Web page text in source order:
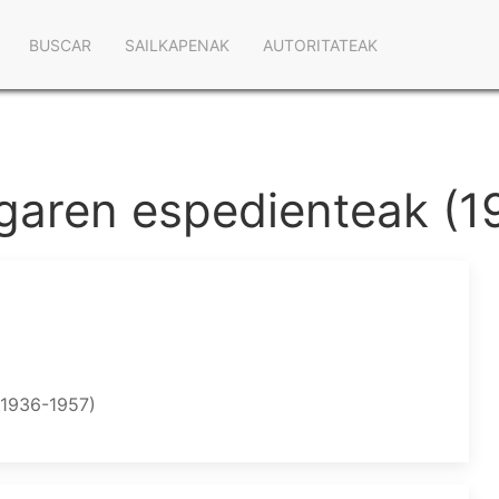
BUSCAR SAILKAPENAK AUTORITATEAK
espedienteak
1957)